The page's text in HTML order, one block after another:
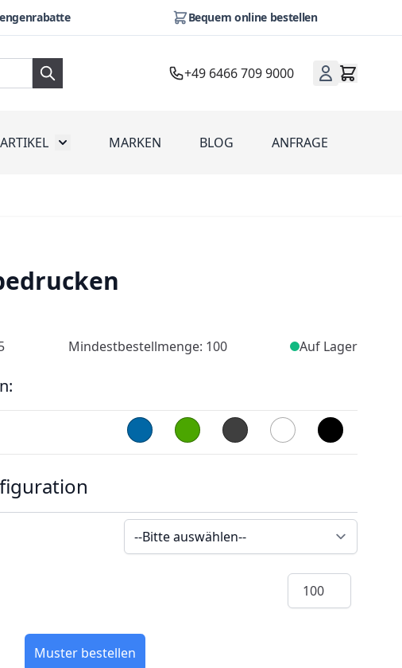
Bequem online bestellen
+49 6466 709 9000
for PromotionToggle submenu for Werbeartikel
MARKEN BLOG ANFRAGE
Mindestbestellmenge: 100 Auf Lager
Menge
Muster bestellen